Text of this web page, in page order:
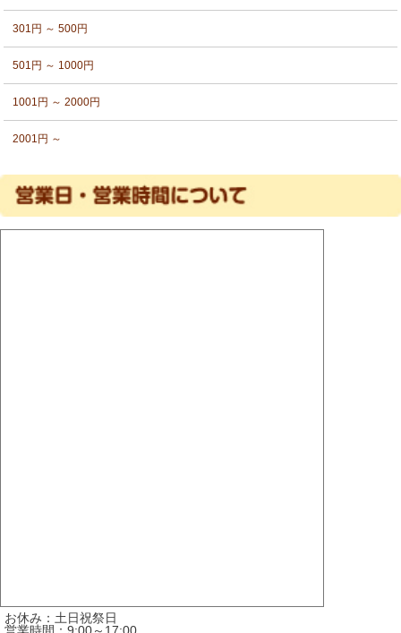
301円 ～ 500円
501円 ～ 1000円
1001円 ～ 2000円
2001円 ～
お休み：土日祝祭日
営業時間：9:00～17:00